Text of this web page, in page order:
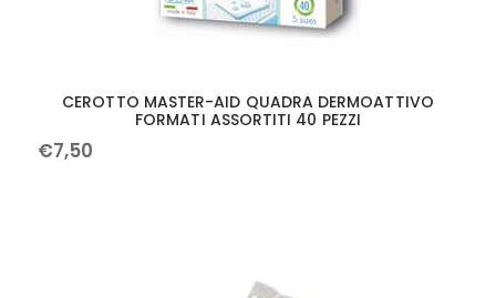
CEROTTO MASTER-AID QUADRA DERMOATTIVO
FORMATI ASSORTITI 40 PEZZI
€7,50